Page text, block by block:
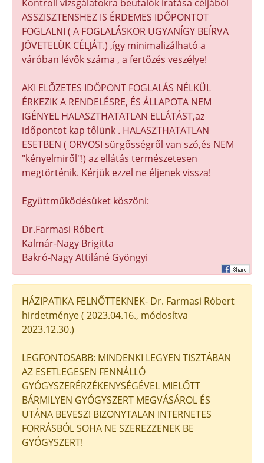
Kontroll vizsgálatokra beutalók íratása céljából
ASSZISZTENSHEZ IS ÉRDEMES IDŐPONTOT
FOGLALNI ( A FOGLALÁSKOR UGYANÍGY BEÍRVA
JÖVETELÜK CÉLJÁT.) ,így minimalizálható a
váróban lévők száma , a fertőzés veszélye!
AKI ELŐZETES IDŐPONT FOGLALÁS NÉLKÜL
ÉRKEZIK A RENDELÉSRE, ÉS ÁLLAPOTA NEM
IGÉNYEL HALASZTHATATLAN ELLÁTÁST,az
időpontot kap tőlünk . HALASZTHATATLAN
ESETBEN ( ORVOSI sürgősségről van szó,és NEM
"kényelmiről"!) az ellátás természetesen
megtörténik. Kérjük ezzel ne éljenek vissza!
Együttműködésüket köszöni:
Dr.Farmasi Róbert
Kalmár-Nagy Brigitta
Bakró-Nagy Attiláné Gyöngyi
HÁZIPATIKA FELNŐTTEKNEK- Dr. Farmasi Róbert
hirdetménye ( 2023.04.16., módosítva
2023.12.30.)
LEGFONTOSABB: MINDENKI LEGYEN TISZTÁBAN
AZ ESETLEGESEN FENNÁLLÓ
GYÓGYSZERÉRZÉKENYSÉGÉVEL MIELŐTT
BÁRMILYEN GYÓGYSZERT MEGVÁSÁROL ÉS
UTÁNA BEVESZ! BIZONYTALAN INTERNETES
FORRÁSBÓL SOHA NE SZEREZZENEK BE
GYÓGYSZERT!